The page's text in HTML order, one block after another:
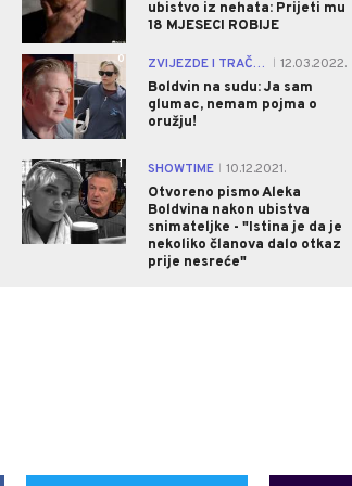
ubistvo iz nehata: Prijeti mu
18 MJESECI ROBIJE
0 ZVIJEZDE I TRAČEVI
12.03.2022.
Boldvin na sudu: Ja sam
glumac, nemam pojma o
oružju!
1 SHOWTIME
10.12.2021.
Otvoreno pismo Aleka
Boldvina nakon ubistva
snimateljke - "Istina je da je
nekoliko članova dalo otkaz
prije nesreće"